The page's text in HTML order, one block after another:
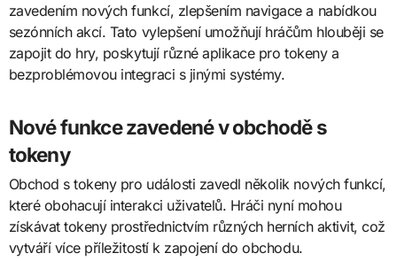
zavedením nových funkcí, zlepšením navigace a nabídkou
sezónních akcí. Tato vylepšení umožňují hráčům hlouběji se
zapojit do hry, poskytují různé aplikace pro tokeny a
bezproblémovou integraci s jinými systémy.
Nové funkce zavedené v obchodě s
tokeny
Obchod s tokeny pro události zavedl několik nových funkcí,
které obohacují interakci uživatelů. Hráči nyní mohou
získávat tokeny prostřednictvím různých herních aktivit, což
vytváří více příležitostí k zapojení do obchodu.